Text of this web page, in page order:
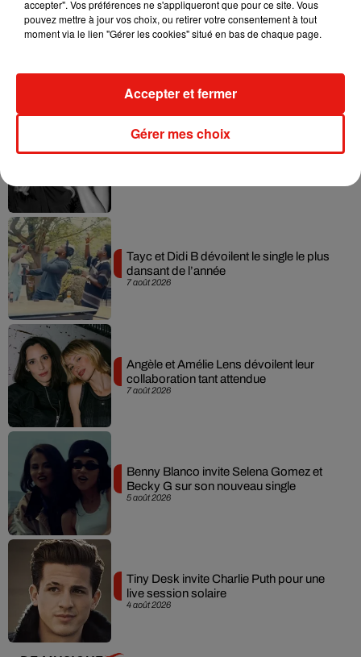
Julien Lieb s’essaye à la vie de chatelain
Madonna sort enfin le remix de « Love
7 août 2026
Tayc et Didi B dévoilent le single le plus
dansant de l’année
7 août 2026
Angèle et Amélie Lens dévoilent leur
collaboration tant attendue
5 août 2026
Benny Blanco invite Selena Gomez et
Becky G sur son nouveau single
4 août 2026
Tiny Desk invite Charlie Puth pour une
live session solaire
accepter". Vos préférences ne s'appliqueront que pour ce site. Vous
pouvez mettre à jour vos choix, ou retirer votre consentement à tout
moment via le lien "Gérer les cookies" situé en bas de chaque page.
Gérer mes choix
Accepter et fermer